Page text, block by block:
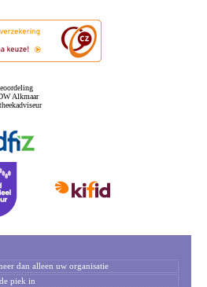
dan alleen uw organisatie
piek in